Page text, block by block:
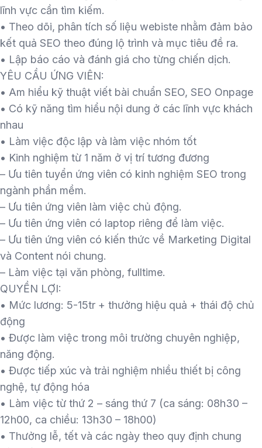
lĩnh vực cần tìm kiếm.
• Theo dõi, phân tích số liệu webiste nhằm đảm bảo
kết quả SEO theo đúng lộ trình và mục tiêu đề ra.
• Lập báo cáo và đánh giá cho từng chiến dịch.
YÊU CẦU ỨNG VIÊN:
• Am hiểu kỹ thuật viết bài chuẩn SEO, SEO Onpage
• Có kỹ năng tìm hiểu nội dung ở các lĩnh vực khách
nhau
• Làm việc độc lập và làm việc nhóm tốt
• Kinh nghiệm từ 1 năm ở vị trí tương đương
– Ưu tiên tuyển ứng viên có kinh nghiệm SEO trong
ngành phần mềm.
– Ưu tiên ứng viên làm việc chủ động.
– Ưu tiên ứng viên có laptop riêng để làm việc.
– Ưu tiên ứng viên có kiến thức về Marketing Digital
và Content nói chung.
– Làm việc tại văn phòng, fulltime.
QUYỀN LỢI:
• Mức lương: 5-15tr + thưởng hiệu quả + thái độ chủ
động
• Được làm việc trong môi trường chuyên nghiệp,
năng động.
• Được tiếp xúc và trải nghiệm nhiều thiết bị công
nghệ, tự động hóa
• Làm việc từ thứ 2 – sáng thứ 7 (ca sáng: 08h30 –
12h00, ca chiều: 13h30 – 18h00)
• Thưởng lễ, tết và các ngày theo quy định chung